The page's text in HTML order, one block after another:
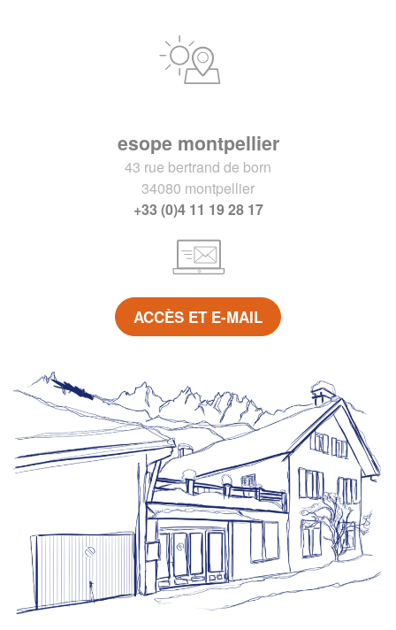
esope montpellier
43 rue bertrand de born
34080 montpellier
+33 (0)4 11 19 28 17
ACCÈS ET E-MAIL